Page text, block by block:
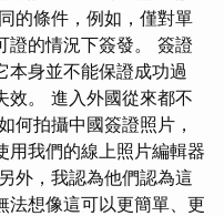
的條件，例如，僅對單
證的情況下簽發。 簽證
本身並不能保證成功過
效。 進入外國從來都不
何拍攝中國簽證照片，
用我們的線上照片編輯器
外，我認為他們認為這
法想像這可以更簡單、更